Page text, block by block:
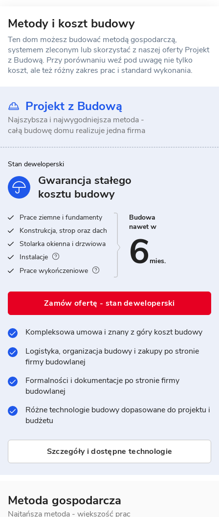
Metody i koszt budowy
Ten dom możesz budować metodą gospodarczą,
systemem zleconym lub skorzystać z naszej oferty Projekt
z Budową. Przy porównaniu weź pod uwagę nie tylko
koszt, ale też różny zakres prac i standard wykonania.
Metoda gospodarcza
Najtańsza metoda - większość prac
Projekt z Budową
Najszybsza i najwygodniejsza metoda -
całą budowę domu realizuje jedna firma
Stan deweloperski
Gwarancja stałego
kosztu budowy
Prace ziemne i fundamenty
Konstrukcja, strop oraz dach
Stolarka okienna i drzwiowa
Instalacje
Prace wykończeniowe
Budowa
nawet w
6 mies.
Zamów ofertę - stan deweloperski
Kompleksowa umowa i znany z góry koszt budowy
Logistyka, organizacja budowy i zakupy po stronie
firmy budowlanej
Formalności i dokumentacje po stronie firmy
budowlanej
Różne technologie budowy dopasowane do projektu i
budżetu
Szczegóły i dostępne technologie